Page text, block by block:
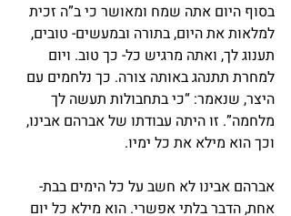
בסוף היום אתה שמח ומאושר כי ב”ה זכית
למלאות את היום, בתורה ובמעשים- טובים,
תענוג לך, ואתה מרגיש כל- כך טוב. ויום
למחרת תתנהג באותה צורה. כך נלחמים עם
היצר, שנאמר: “כי בתחבולות תעשה לך
מלחמה”. זו היתה עבודתו של אברהם אבינו,
וכך הוא מילא את כל ימיו.
אברהם אבינו לא חשב על כל הימים בבת-
אחת, הדבר בלתי אפשרי. הוא מילא כל יום